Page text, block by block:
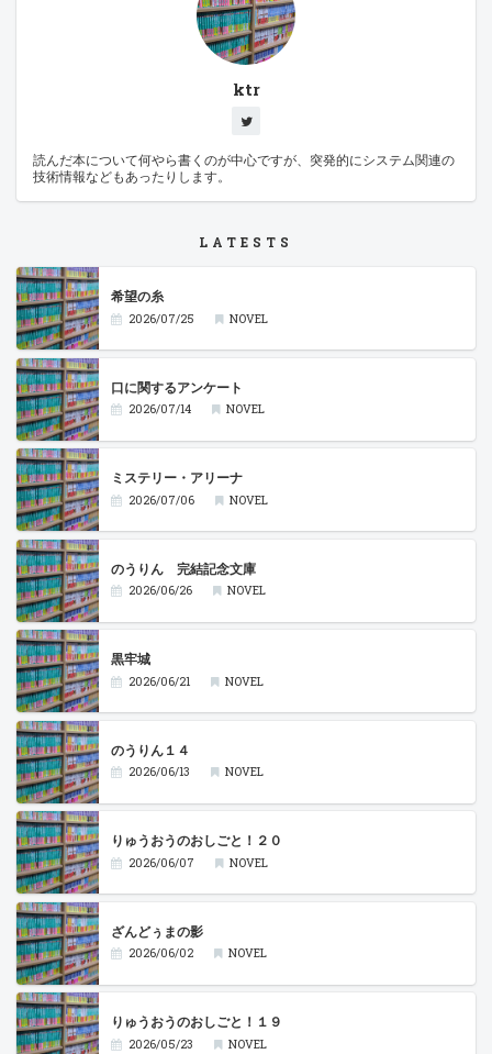
ktr
読んだ本について何やら書くのが中心ですが、突発的にシステム関連の
技術情報などもあったりします。
LATESTS
希望の糸
2026/07/25 NOVEL
口に関するアンケート
2026/07/14 NOVEL
ミステリー・アリーナ
2026/07/06 NOVEL
のうりん 完結記念文庫
2026/06/26 NOVEL
黒牢城
2026/06/21 NOVEL
のうりん１４
2026/06/13 NOVEL
りゅうおうのおしごと！２０
2026/06/07 NOVEL
ざんどぅまの影
2026/06/02 NOVEL
りゅうおうのおしごと！１９
2026/05/23 NOVEL